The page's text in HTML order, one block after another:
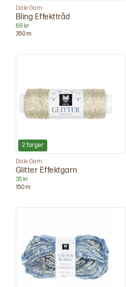
Dale Garn
Bling Effekttråd
69 kr
350m
2 farger
Dale Garn
Glitter Effektgarn
35 kr
150m